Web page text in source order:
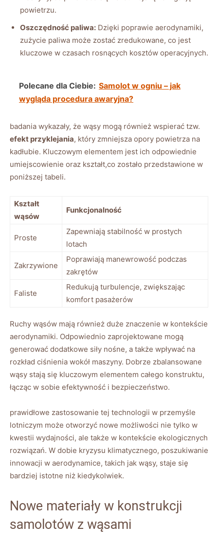
powietrzu.
Oszczędność paliwa: Dzięki‍ poprawie aerodynamiki,
zużycie paliwa może zostać zredukowane, co jest
kluczowe w czasach rosnących kosztów operacyjnych.
Polecane dla Ciebie: Samolot w ogniu – jak
wygląda procedura awaryjna?
badania wykazały, że wąsy mogą również wspierać tzw. ⁤
efekt przyklejania, który⁤ zmniejsza opory powietrza na
kadłubie. Kluczowym elementem jest ich odpowiednie
umiejscowienie oraz kształt,co zostało przedstawione w
poniższej tabeli.
Kształt
wąsów
Funkcjonalność
Proste
Zapewniają stabilność w prostych
lotach
Zakrzywione
Poprawiają manewrowość podczas
zakrętów
Faliste
Redukują turbulencje, zwiększając
komfort pasażerów
Ruchy wąsów​ mają również duże znaczenie w kontekście
aerodynamiki. Odpowiednio zaprojektowane ​mogą
generować dodatkowe siły ‌nośne, a także wpływać na
rozkład ciśnienia wokół maszyny. Dobrze zbalansowane
wąsy stają ⁤się kluczowym elementem całego‍ konstruktu,
łącząc w sobie efektywność i bezpieczeństwo.
prawidłowe zastosowanie tej technologii⁣ w przemyśle
lotniczym może otworzyć nowe ‍możliwości nie tylko w
kwestii wydajności, ale także w kontekście⁢ ekologicznych
rozwiązań. W dobie kryzysu klimatycznego, poszukiwanie
innowacji w aerodynamice, takich jak wąsy, staje się
bardziej istotne niż kiedykolwiek.
Nowe materiały​ w konstrukcji
samolotów z wąsami